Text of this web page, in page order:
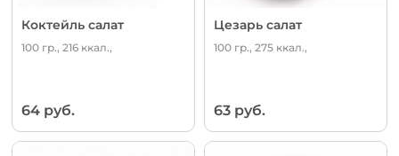
Коктейль салат
100 гр., 216 ккал.,
64 руб.
Цезарь салат
100 гр., 275 ккал.,
63 руб.